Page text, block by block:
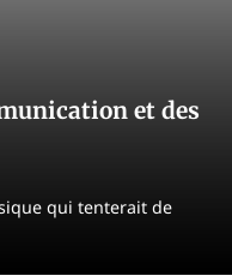
et des
qui tenterait de